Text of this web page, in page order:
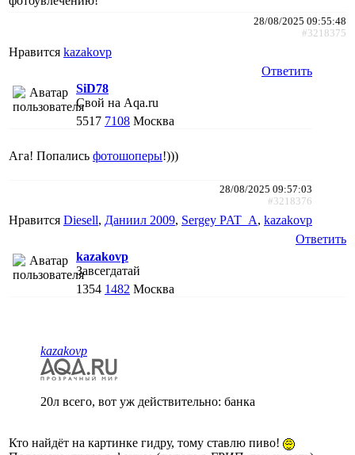
28/08/2025 09:55:48
#3218375
Нравится kazakovp
Ответить
SiD78
Свой на Aqa.ru
5517 7108 Москва
Ага! Попались фотошоперы!)))
28/08/2025 09:57:03
#3218376
Нравится Diesell, Даниил 2009, Sergey PAT_A, kazakovp
Ответить
kazakovp
Завсегдатай
1354 1482 Москва
kazakovp
20л всего, вот уж действительно: банка
Кто найдёт на картинке гидру, тому ставлю пиво!